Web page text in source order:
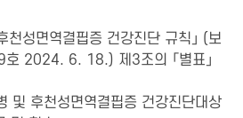
천성면역결핍증 건강진단 규칙」 (보
2024. 6. 18.) 제3조의 「별표」
및 후천성면역결핍증 건강진단대상